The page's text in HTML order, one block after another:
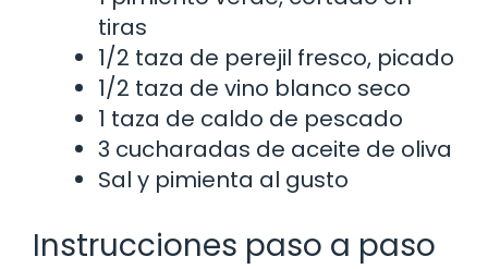
tiras
1/2 taza de perejil fresco, picado
1/2 taza de vino blanco seco
1 taza de caldo de pescado
3 cucharadas de aceite de oliva
Sal y pimienta al gusto
Instrucciones paso a paso